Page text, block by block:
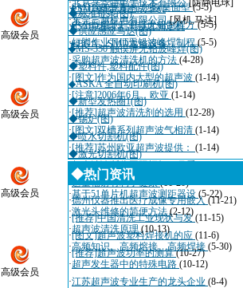
高级会员
高级会员
高级会员
高级会员
★SMD料带真空成型机
★SMD卷带剥离强度测定机
★BGA、SMD返修设备
·北京兴华特电子技术有限公 [防静电球]
·东莞三越机电有限公司 [风机,马达]
◆标准链条(图)
◆供应感应马达(图)
◆MS-350 触摸屏无铅波峰焊(图)
◆塑料件,塑料配件(图)
◆ASKA 全自动印刷机(图)
◆新型发热圈1(图)
◆锡炉(图)
◆喷水切割机(图)
◆激光切割机(图)
·SMT实验室制程方案(桌面型(5-5)
·中小型电子厂THT无铅制程方(5-5)
·短脚作业THT无铅波峰焊制程(5-5)
·采购超声波清洗机的方法 (4-28)
·[图文]作为国内大型的超声波 (1-14)
·[注意]2006年6月，欧亚 (1-14)
·[推荐]超声波清洗剂的选用 (12-28)
·[图文]双槽系列超声波气相清 (1-14)
·[推荐]苏州欧亚超声波提供： (1-14)
超声波诊断仪国际招标10月看
·适量辐射有利于健康(11-20)
·德州仪器推出医疗成像专用嵌入 (11-21)
·[推荐]中国清洗工业现状与发(11-15)
·[图文]超声波塑料焊接机的应 (11-6)
·[推荐]超声波功率的测算(10-27)
◆热门资讯
·基于51单片机超声波测距器设 (5-22)
·激光头维修的简便方法(2-12)
·超声波清洗原理(10-13)
·高频知识、高频熔接、高频焊接 (5-30)
·超声发生器中的特殊电路 (10-12)
·江苏超声波专业生产的龙头企业 (8-4)